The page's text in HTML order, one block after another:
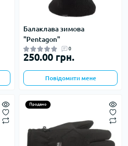
Балаклава зимова
"Pentagon"
0
250.00 грн.
Повідомити мене
Продано